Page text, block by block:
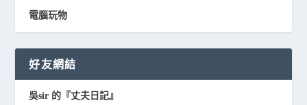
電腦玩物
好友網結
吳sir 的『丈夫日記』